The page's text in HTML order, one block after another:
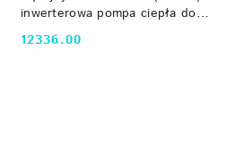
inwerterowa pompa ciepła do
basenu
Cena:
12336.00